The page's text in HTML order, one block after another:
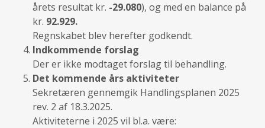
årets resultat kr. -29.080), og med en balance på
kr. 92.929.
Regnskabet blev herefter godkendt.
Indkommende forslag
Der er ikke modtaget forslag til behandling.
Det kommende års aktiviteter
Sekretæren gennemgik Handlingsplanen 2025
rev. 2 af 18.3.2025.
Aktiviteterne i 2025 vil bl.a. være: